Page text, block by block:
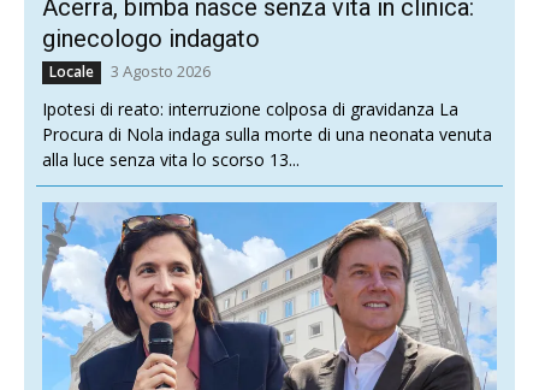
Acerra, bimba nasce senza vita in clinica:
ginecologo indagato
Locale 3 Agosto 2026
Ipotesi di reato: interruzione colposa di gravidanza La
Procura di Nola indaga sulla morte di una neonata venuta
alla luce senza vita lo scorso 13...